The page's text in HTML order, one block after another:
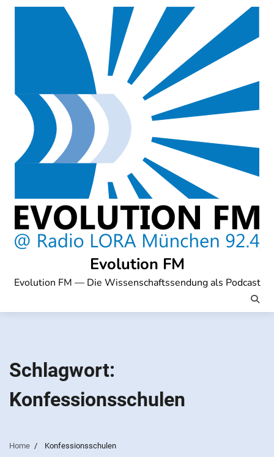
Skip
Evolution FM
Evolution FM — Die Wissenschaftssendung als Podcast
Schlagwort:
Konfessionsschulen
Home Konfessionsschulen